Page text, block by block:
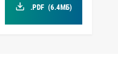
.PDF (6.4МБ)